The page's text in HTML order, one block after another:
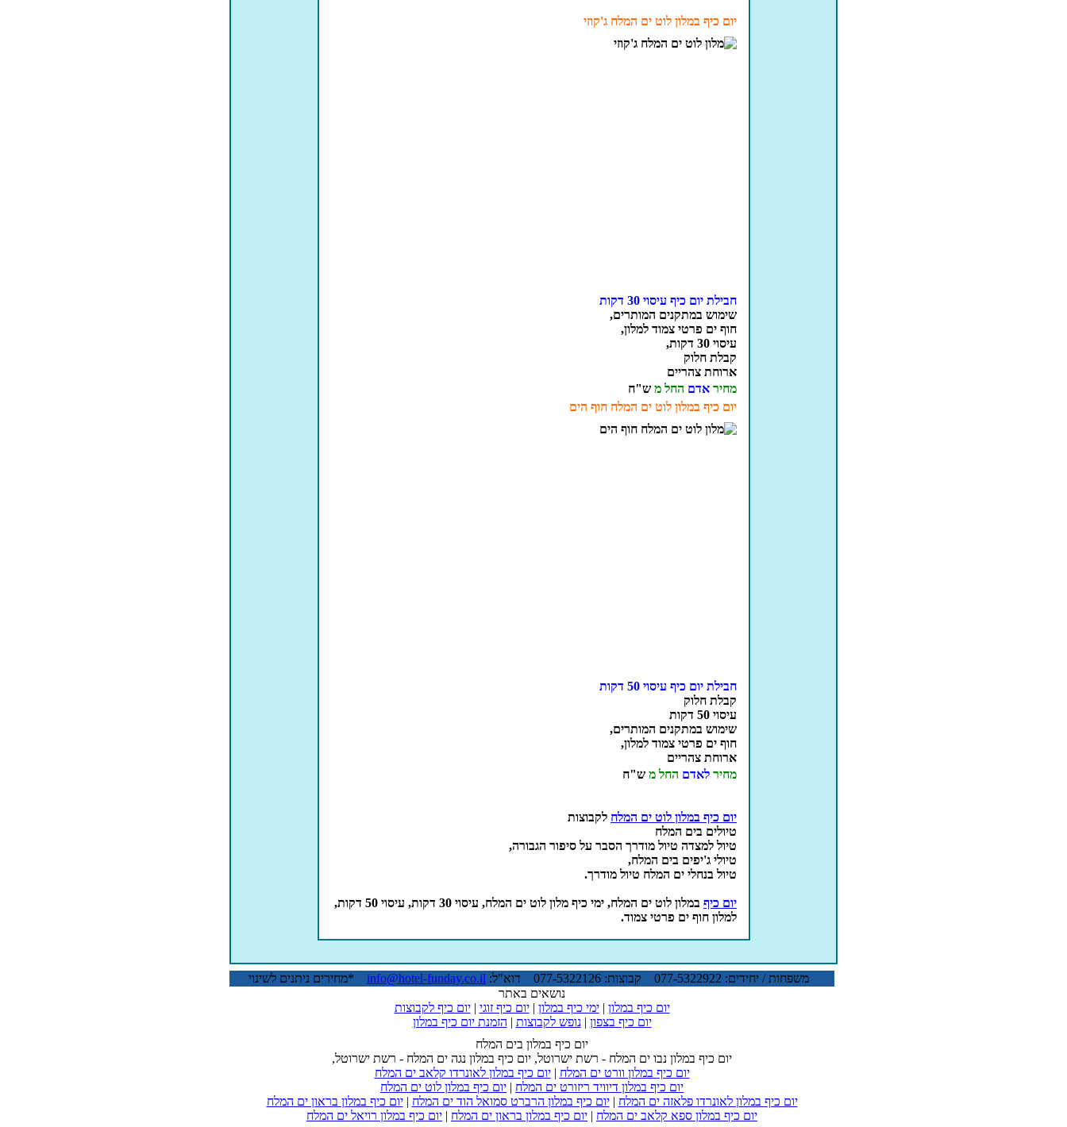
יום כיף במלון לוט ים המלח ג'קוזי
חבילת יום כיף עיסוי 30 דקות
שימוש במתקנים המותרים,
חוף ים פרטי צמוד למלון,
עיסוי 30 דקות,
קבלת חלוק
ארוחת צהריים
מחיר אדם החל מ ש"ח
יום כיף במלון לוט ים המלח חוף הים
חבילת יום כיף עיסוי 50 דקות
קבלת חלוק
עיסוי 50 דקות
שימוש במתקנים המותרים,
חוף ים פרטי צמוד למלון,
ארוחת צהריים
מחיר לאדם החל מ ש"ח
יום כיף במלון לוט ים המלח לקבוצות
טיולים בים המלח
טיול למצדה טיול מודרך הסבר על סיפור הגבורה,
טיולי ג'יפים בים המלח,
טיול בנחלי ים המלח טיול מודרך.
יום כיף
במלון לוט ים המלח, ימי כיף מלון לוט ים המלח, עיסוי 30 דקות, עיסוי 50 דקות,
למלון חוף ים פרטי צמוד.
משפחות / יחידים: 077-5322922 קבוצות: 077-5322126 דוא"ל: info@hotel-funday.co.il *מחירים ניתנים לשינוי
נושאים באתר
יום כיף במלון |ימי כיף במלון |יום כיף זוגי |יום כיף לקבוצות
יום כיף בצפון |נופש לקבוצות | הזמנת יום כיף במלון
יום כיף במלון בים המלח
יום כיף במלון נבו ים המלח - רשת ישרוטל, יום כיף במלון נגה ים המלח - רשת ישרוטל,
יום כיף במלון וורט ים המלח |יום כיף במלון לאונרדו קלאב ים המלח
יום כיף במלון דיוויד ריזורט ים המלח | יום כיף במלון לוט ים המלח
יום כיף במלון לאונרדו פלאזה ים המלח |יום כיף במלון הרברט סמואל הוד ים המלח |יום כיף במלון בראון ים המלח
יום כיף במלון ספא קלאב ים המלח | יום כיף במלון בראון ים המלח | יום כיף במלון רויאל ים המלח